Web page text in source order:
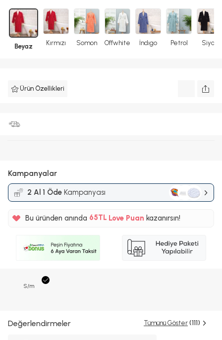
Beyaz Kırmızı Somon Offwhite İndıgo Petrol Siyah
Ürün Özellikleri
Kampanyalar
2 Al 1 Öde Kampanyası
Bu üründen anında
%5
%5 Love Puankazanırsın!
S/m
Değerlendirmeler Tümünü Göster (111)